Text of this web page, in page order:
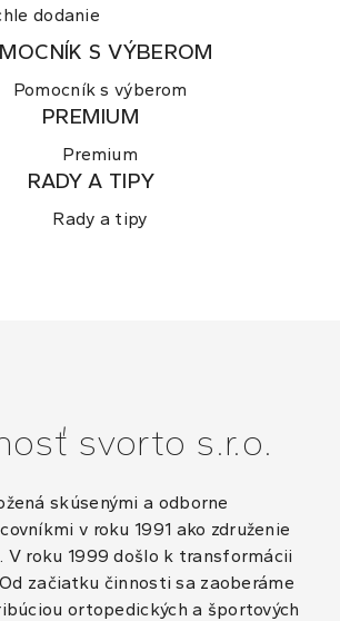
dodanie
S VÝBEROM
PREMIUM
RADY A TIPY
svorto s.r.o.
skúsenými a odborne
v roku 1991 ako združenie
V roku 1999 došlo k transformácii
začiatku činnosti sa zaoberáme
ortopedických a športových